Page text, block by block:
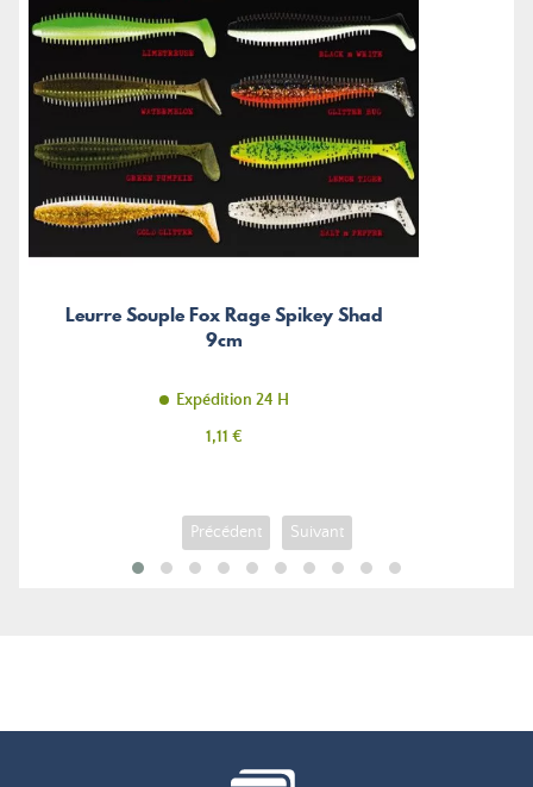
Leurre Souple Fox Rage Spikey Shad
9cm
Expédition 24 H
Prix
1,11 €
Précédent Suivant